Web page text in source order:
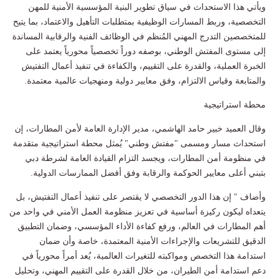
ويأتي هذا الاستحداث في سياق تطوير البنية المؤسسية الأمنية للمهن
التخصصية، وربط المسارات الوظيفية بمتطلبات التأهيل والاعتماد، بما يتيح
للمتخصصين التدرج المهني المُنظم في الوظائف الفنية والرقابية المساندة
إلى مستوى المفتش الوطني، بوصفه دوراً تخصصياً محورياً يعتمد على
الخبرة العملية، والقدرة على التقييم، والكفاءة في تنفيذ أعمال التفتيش
والمتابعة وقياس الالتزام، وفق معايير دولية ومنهجيات عالمية معتمدة.
محطة استراتيجية
وقال العميد خبير حامد الهاشمي، مدير الإدارة العامة لأمن المطارات، إن
استحداث مسار ومسمى "مفتش وطني" يُمثل محطة استراتيجية متقدمة
في منظومة أمن المطارات، ويجسد التزام القيادة العامة لشرطة دبي
بتبني أعلى معايير الحوكمة والرقابة وفق أفضل الممارسات الدولية.
وأضاف " إن هذا الدور التخصصي لا يقتصر على تنفيذ أعمال التفتيش، بل
يتعداه ليكون ركيزة أساسية في تعزيز منظومة العمل الأمني في واحد من
أهم المطارات في العالم، ورفع كفاءة الأداء المؤسسي، وضمان التطبيق
الدقيق للتشريعات والإجراءات الأمنية المعتمدة، خاصة وأن ضمان
استدامة هذا التخصص ومواكبته للتغيرات العالمية، يُعد أمراً محورياً في
دعم استدامة أمن الطيران، من خلال القدرة على التقييم المهني، وتحليل